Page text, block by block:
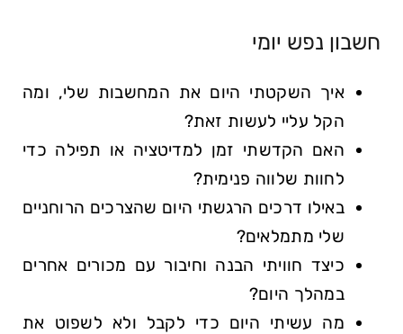
חשבון נפש יומי
איך השקטתי היום את המחשבות שלי, ומה
הקל עליי לעשות זאת?
האם הקדשתי זמן למדיטציה או תפילה כדי
לחוות שלווה פנימית?
באילו דרכים הרגשתי היום שהצרכים הרוחניים
שלי מתמלאים?
כיצד חוויתי הבנה וחיבור עם מכורים אחרים
במהלך היום?
מה עשיתי היום כדי לקבל ולא לשפוט את